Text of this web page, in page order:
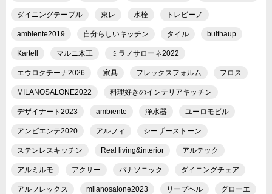
ダイニングテーブル 東レ 水栓 トレビーノ
ambiente2019 自分らしいキッチン タイル bulthaup
Kartell マルニ木工 ミラノサローネ2022
エウロクチーナ2026 家具 フレックスフォルム フロス
MILANOSALONE2022 料理好きのインテリアキッチン
デザイナート2023 ambiente 浄水器 ユーロモビル
アンビエンテ2020 アルフィ シーザーストーン
ステンレスキッチン Real living&interior アルテック
アルミルモ アクサー パナソニック ダイニングチェア
アルフレックス milanosalone2023 リープヘル グローエ